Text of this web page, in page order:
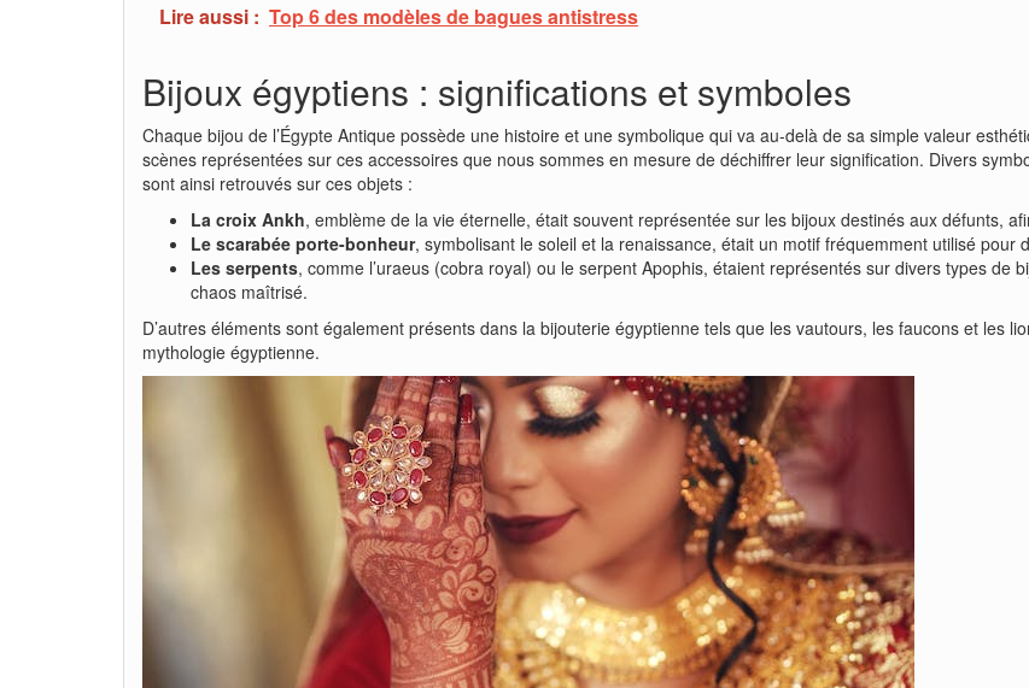
Lire aussi : Top 6 des modèles de bagues antistress
Bijoux égyptiens : significations et symboles
Chaque bijou de l’Égypte Antique possède une histoire et une symbolique qui va au-delà de sa simple valeur
scènes représentées sur ces accessoires que nous sommes en mesure de déchiffrer leur signification. Divers
sont ainsi retrouvés sur ces objets :
La croix Ankh, emblème de la vie éternelle, était souvent représentée sur les bijoux destinés aux défunts,
Le scarabée porte-bonheur, symbolisant le soleil et la renaissance, était un motif fréquemment utilisé pour
Les serpents, comme l’uraeus (cobra royal) ou le serpent Apophis, étaient représentés sur divers types de
chaos maîtrisé.
D’autres éléments sont également présents dans la bijouterie égyptienne tels que les vautours, les faucons et les
mythologie égyptienne.